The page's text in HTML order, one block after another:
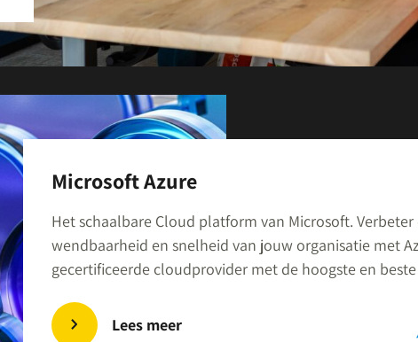
Microsoft Azure
Het schaalbare Cloud platform van Microsoft.
wendbaarheid en snelheid van jouw organisatie met
gecertificeerde cloudprovider met de hoogste en
Lees meer